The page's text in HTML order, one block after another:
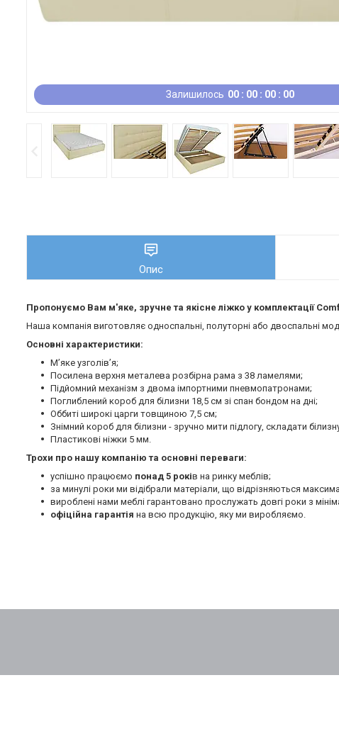
Залишилось 00 00 00 00
Опис
Пропонуємо Вам м'яке, зручне та якiсне ліжко у комплектації
Наша компанія виготовляє односпальні, полуторні або двоспальні
Основні характеристики:
М’яке узголів’я;
Посилена верхня металева розбірна рама з 38 ламелями;
Підйомний механізм з двома імпортними пневмопатронами;
Поглиблений короб для білизни 18,5 см зі спан бондом на дні;
Оббиті широкі царги товщиною 7,5 см;
Знімний короб для білизни - зручно мити підлогу, складати
Пластикові ніжки 5 мм.
Трохи про нашу компанію та основні переваги:
успішно працюємо понад 5 років на ринку меблів;
за минулі роки ми відібрали матеріали, що відрізняються
вироблені нами меблі гарантовано прослужать довгі роки з
офіційна гарантія на всю продукцію, яку ми виробляємо.